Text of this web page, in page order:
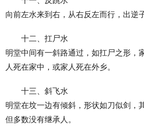
向前左水来到右，从右反左而行，出逆
十二、扛尸水
明堂中间有一斜路通过，如扛尸之形，
人死在家中，或家人死在外乡。
十三、斜飞水
明堂在坟一边有倾斜，形状如刀似剑，
但多数没有继承人。